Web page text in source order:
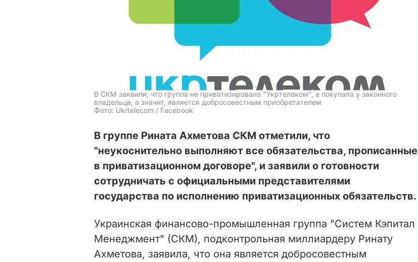
В СКМ заявили, что группа не приватизировала "Укртелеком", а покупала у законного
владельца, а значит, является добросовестным приобретателем
Фото: Ukrtelecom / Facebook
В группе Рината Ахметова СКМ отметили, что
"неукоснительно выполняют все обязательства, прописанные
в приватизационном договоре", и заявили о готовности
сотрудничать с официальными представителями
государства по исполнению приватизационных обязательств.
Украинская финансово-промышленная группа "Систем Кэпитал
Менеджмент" (СКМ), подконтрольная миллиардеру Ринату
Ахметова, заявила, что она является добросовестным